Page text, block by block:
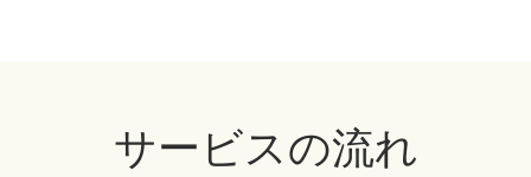
サービスの流れ